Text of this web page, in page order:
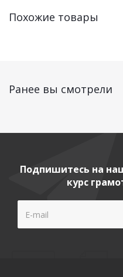
Похожие товары
Ранее вы смотрели
Подпишитесь на
курс